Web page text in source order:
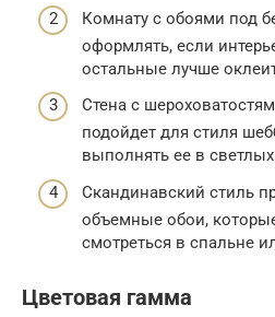
Комнату с обоями под
оформлять, если
остальные лучше
Стена с
подойдет для стиля
выполнять ее в светлых
Скандинавский стиль
объемные обои,
смотреться в спальне
Цветовая гамма